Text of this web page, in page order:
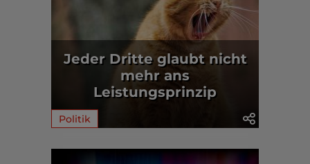
Jeder Dritte glaubt nicht
mehr ans
Leistungsprinzip
Politik